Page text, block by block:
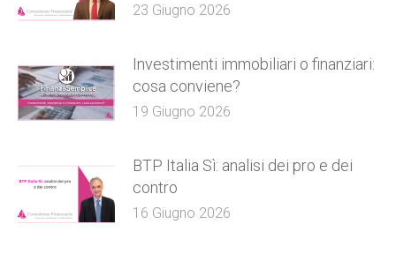
23 Giugno 2026
Investimenti immobiliari o finanziari:
cosa conviene?
19 Giugno 2026
BTP Italia Sì: analisi dei pro e dei
contro
16 Giugno 2026